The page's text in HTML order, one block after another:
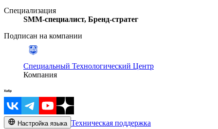
Специализация
SMM-специалист, Бренд-стратег
Подписан на компании
Специальный Технологический Центр
Компания
Настройка языка Техническая поддержка